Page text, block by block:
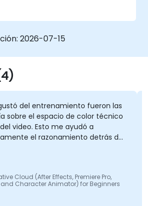
a Adobe Creative
con las últimas tendencias
2026-07-15
del entrenamiento fueron las
sobre el espacio de color técnico
video. Esto me ayudó a
el razonamiento detrás de
de producción, como por qué se
específicas para
videos y cómo los espacios de
afectan la calidad visual y el
con esta base teórica hizo que
fueran más significativos y
Cloud (After Effects, Premiere Pro,
Character Animator) for Beginners